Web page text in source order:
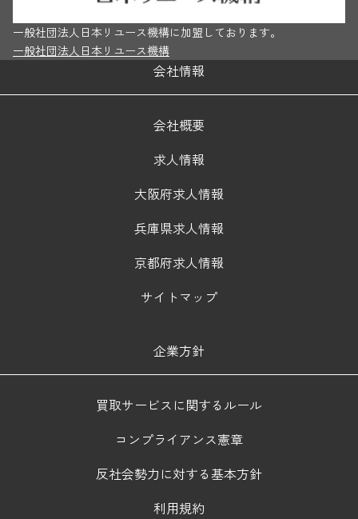
一般社団法人日本リユース機構に加盟しております。
一般社団法人日本リユース機構
会社情報
会社概要
求人情報
大阪府求人情報
兵庫県求人情報
京都府求人情報
サイトマップ
企業方針
買取サービスに関するルール
コンプライアンス憲章
反社会勢力に対する基本方針
利用規約